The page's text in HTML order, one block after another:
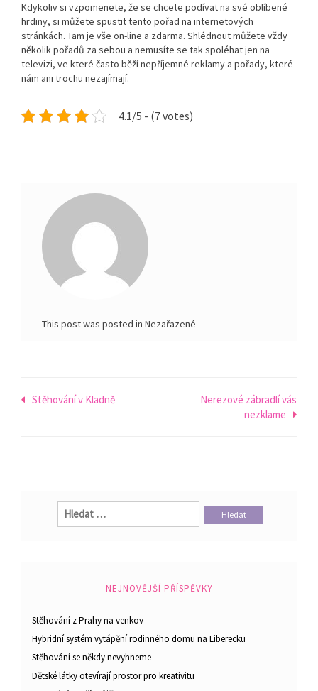
Kdykoliv si vzpomenete, že se chcete podívat na své oblíbené
hrdiny, si můžete spustit tento pořad na internetových
stránkách. Tam je vše on-line a zdarma. Shlédnout můžete vždy
několik pořadů za sebou a nemusíte se tak spoléhat jen na
televizi, ve které často běží nepříjemné reklamy a pořady, které
nám ani trochu nezajímají.
4.1/5 - (7 votes)
This post was posted in Nezařazené
Navigace
Stěhování v Kladně
Nerezové zábradlí vás
nezklame
Vyhledávání
NEJNOVĚJŠÍ PŘÍSPĚVKY
Stěhování z Prahy na venkov
Hybridní systém vytápění rodinného domu na Liberecku
Stěhování se někdy nevyhneme
Dětské látky otevírají prostor pro kreativitu